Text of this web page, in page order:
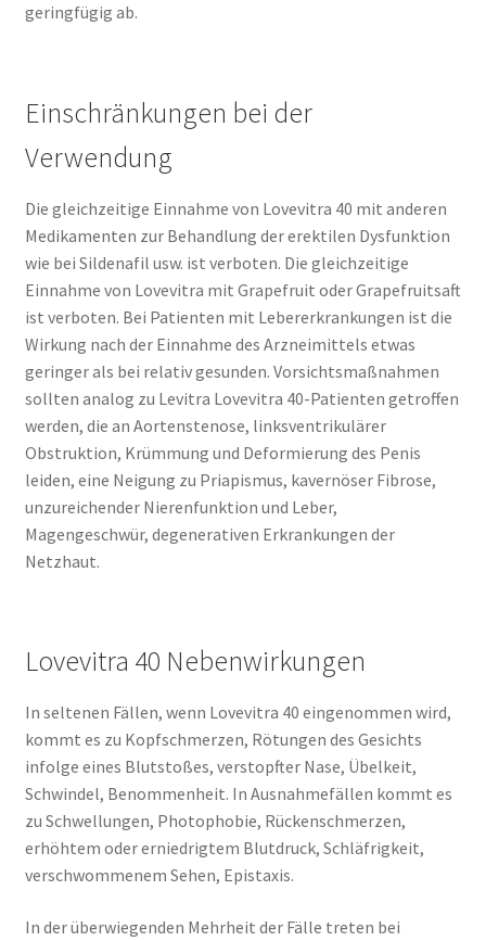
geringfügig ab.
Einschränkungen bei der
Verwendung
Die gleichzeitige Einnahme von Lovevitra 40 mit anderen
Medikamenten zur Behandlung der erektilen Dysfunktion
wie bei Sildenafil usw. ist verboten. Die gleichzeitige
Einnahme von Lovevitra mit Grapefruit oder Grapefruitsaft
ist verboten. Bei Patienten mit Lebererkrankungen ist die
Wirkung nach der Einnahme des Arzneimittels etwas
geringer als bei relativ gesunden. Vorsichtsmaßnahmen
sollten analog zu Levitra Lovevitra 40-Patienten getroffen
werden, die an Aortenstenose, linksventrikulärer
Obstruktion, Krümmung und Deformierung des Penis
leiden, eine Neigung zu Priapismus, kavernöser Fibrose,
unzureichender Nierenfunktion und Leber,
Magengeschwür, degenerativen Erkrankungen der
Netzhaut.
Lovevitra 40 Nebenwirkungen
In seltenen Fällen, wenn Lovevitra 40 eingenommen wird,
kommt es zu Kopfschmerzen, Rötungen des Gesichts
infolge eines Blutstoßes, verstopfter Nase, Übelkeit,
Schwindel, Benommenheit. In Ausnahmefällen kommt es
zu Schwellungen, Photophobie, Rückenschmerzen,
erhöhtem oder erniedrigtem Blutdruck, Schläfrigkeit,
verschwommenem Sehen, Epistaxis.
In der überwiegenden Mehrheit der Fälle treten bei